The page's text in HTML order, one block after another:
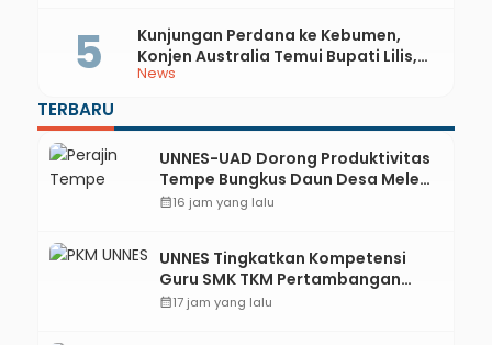
News
Kunjungan Perdana ke Kebumen,
Konjen Australia Temui Bupati Lilis,
Ini yang Dibahas
TERBARU
UNNES-UAD Dorong Produktivitas
Tempe Bungkus Daun Desa Meles,
Bantu Mesin dan Pendampingan
calendar_month16 jam yang lalu
UNNES Tingkatkan Kompetensi
Guru SMK TKM Pertambangan
Kebumen melalui Desain Green
calendar_month17 jam yang lalu